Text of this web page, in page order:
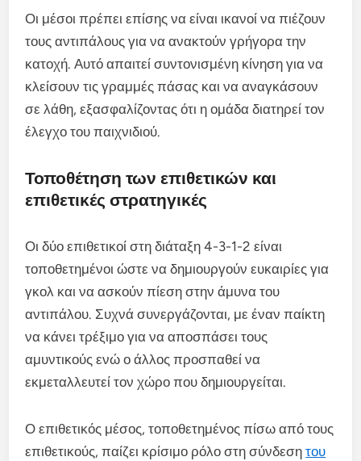
Οι μέσοι πρέπει επίσης να είναι ικανοί να πιέζουν
τους αντιπάλους για να ανακτούν γρήγορα την
κατοχή. Αυτό απαιτεί συντονισμένη κίνηση για να
κλείσουν τις γραμμές πάσας και να αναγκάσουν
σε λάθη, εξασφαλίζοντας ότι η ομάδα διατηρεί τον
έλεγχο του παιχνιδιού.
Τοποθέτηση των επιθετικών και
επιθετικές στρατηγικές
Οι δύο επιθετικοί στη διάταξη 4-3-1-2 είναι
τοποθετημένοι ώστε να δημιουργούν ευκαιρίες για
γκολ και να ασκούν πίεση στην άμυνα του
αντιπάλου. Συχνά συνεργάζονται, με έναν παίκτη
να κάνει τρέξιμο για να αποσπάσει τους
αμυντικούς ενώ ο άλλος προσπαθεί να
εκμεταλλευτεί τον χώρο που δημιουργείται.
Ο επιθετικός μέσος, τοποθετημένος πίσω από τους
επιθετικούς, παίζει κρίσιμο ρόλο στη σύνδεσητου